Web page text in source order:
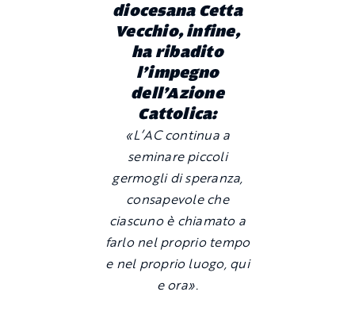
diocesana Cetta
Vecchio,infine,
ha ribadito
l’impegno
dell’Azione
Cattolica:
«L’AC continua a
seminare piccoli
germogli di speranza,
consapevole che
ciascuno è chiamato a
farlo nel proprio tempo
e nel proprio luogo, qui
e ora».